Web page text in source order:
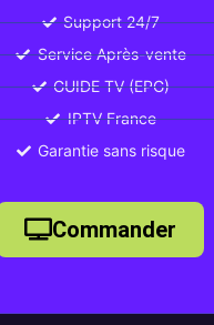
Support 24/7
Service Après-vente
GUIDE TV (EPG)
IPTV France
Garantie sans risque
Commander